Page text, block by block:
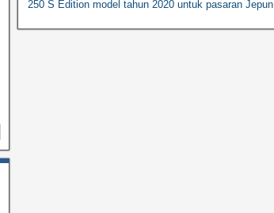
250 S Edition model tahun 2020 untuk pasaran Jepun